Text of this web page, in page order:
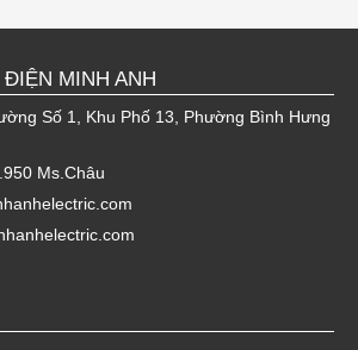
MINH ANH
Số 1, Khu Phố 13, Phường Bình Hưng
Ms.Châu